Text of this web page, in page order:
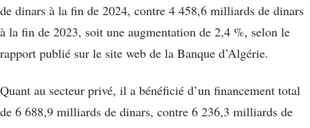
de dinars à la fin de 2024, contre 4 458,6 milliards de dinars
à la fin de 2023, soit une augmentation de 2,4 %, selon le
rapport publié sur le site web de la Banque d’Algérie.
Quant au secteur privé, il a bénéficié d’un financement total
de 6 688,9 milliards de dinars, contre 6 236,3 milliards de